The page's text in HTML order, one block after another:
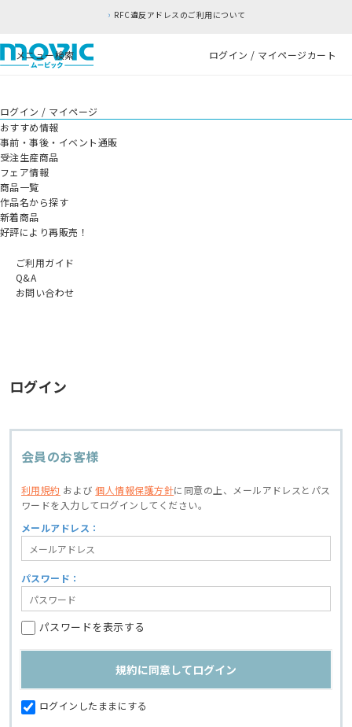
RFC違反アドレスのご利用について
メニュー検索 ログイン / マイページカート
ログイン / マイページ
おすすめ情報
事前・事後・イベント通販
受注生産商品
フェア情報
商品一覧
作品名から探す
新着商品
好評により再販売！
ご利用ガイド
Q&A
お問い合わせ
ログイン
会員のお客様
利用規約 および個人情報保護方針に同意の上、
メールアドレスとパス
ワードを入力してログインしてください。
メールアドレス：
パスワード：
パスワードを表示する
ログインしたままにする